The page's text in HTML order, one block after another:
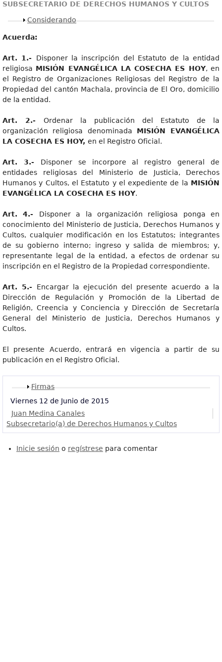
SUBSECRETARIO DE DERECHOS HUMANOS Y CULTOS
Mostrar
Considerando
Acuerda:
Art. 1.- Disponer la inscripción del Estatuto de la entidad
religiosa MISIÓN EVANGÉLICA LA COSECHA ES HOY, en
el Registro de Organizaciones Religiosas del Registro de la
Propiedad del cantón Machala, provincia de El Oro, domicilio
de la entidad.
Art. 2.- Ordenar la publicación del Estatuto de la
organización religiosa denominada MISIÓN EVANGÉLICA
LA COSECHA ES HOY, en el Registro Oficial.
Art. 3.- Disponer se incorpore al registro general de
entidades religiosas del Ministerio de Justicia, Derechos
Humanos y Cultos, el Estatuto y el expediente de la MISIÓN
EVANGÉLICA LA COSECHA ES HOY.
Art. 4.- Disponer a la organización religiosa ponga en
conocimiento del Ministerio de Justicia, Derechos Humanos y
Cultos, cualquier modificación en los Estatutos; integrantes
de su gobierno interno; ingreso y salida de miembros; y,
representante legal de la entidad, a efectos de ordenar su
inscripción en el Registro de la Propiedad correspondiente.
Art. 5.- Encargar la ejecución del presente acuerdo a la
Dirección de Regulación y Promoción de la Libertad de
Religión, Creencia y Conciencia y Dirección de Secretaría
General del Ministerio de Justicia, Derechos Humanos y
Cultos.
El presente Acuerdo, entrará en vigencia a partir de su
publicación en el Registro Oficial.
Mostrar
Firmas
Viernes 12 de Junio de 2015
Juan Medina Canales
Subsecretario(a) de Derechos Humanos y Cultos
Inicie sesión o regístrese para comentar